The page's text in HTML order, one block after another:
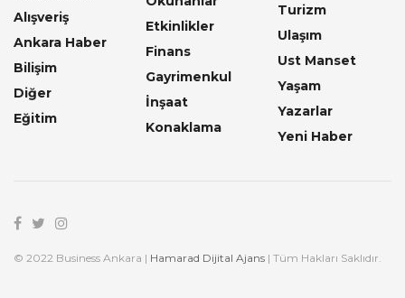
Alışveriş
Ankara Haber
Bilişim
Diğer
Eğitim
Etkinlikler
Finans
Gayrimenkul
İnşaat
Konaklama
Turizm
Ulaşım
Ust Manset
Yaşam
Yazarlar
Yeni Haber
© 2022 Business Ankara | Hamarad Dijital Ajans | Tüm Hakları Saklıdır.